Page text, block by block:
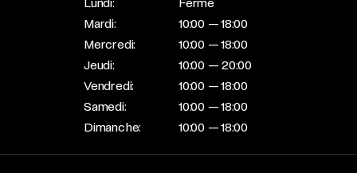
Lundi:
Fermé
Mardi:
10:00 — 18:00
Mercredi:
10:00 — 18:00
Jeudi:
10:00 — 20:00
Vendredi:
10:00 — 18:00
Samedi:
10:00 — 18:00
Dimanche:
10:00 — 18:00